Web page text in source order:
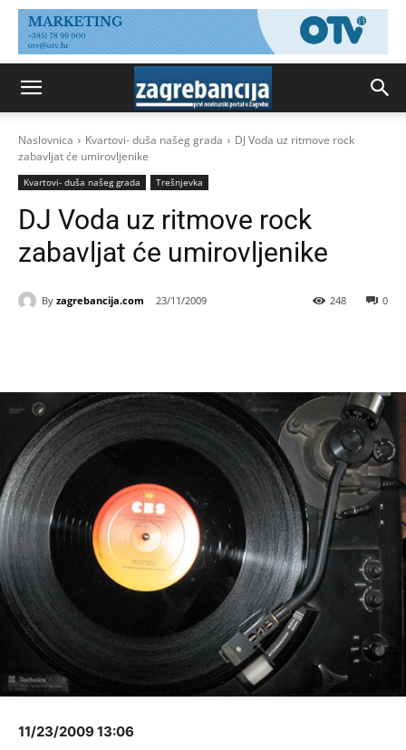
Naslovnica Kvartovi- duša našeg grada
DJ Voda uz ritmove rock
zabavljat će umirovljenike
Kvartovi- duša našeg grada Trešnjevka
DJ Voda uz ritmove rock
zabavljat će umirovljenike
By zagrebancija.com 23/11/2009 0
248
11/23/2009 13:06